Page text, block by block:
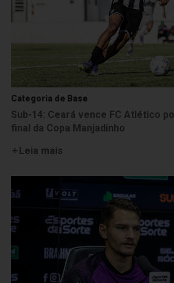
Categoria de Base
Sub-14: Ceará vence FC Atlético
final da Copa Manjadinho
Leia mais